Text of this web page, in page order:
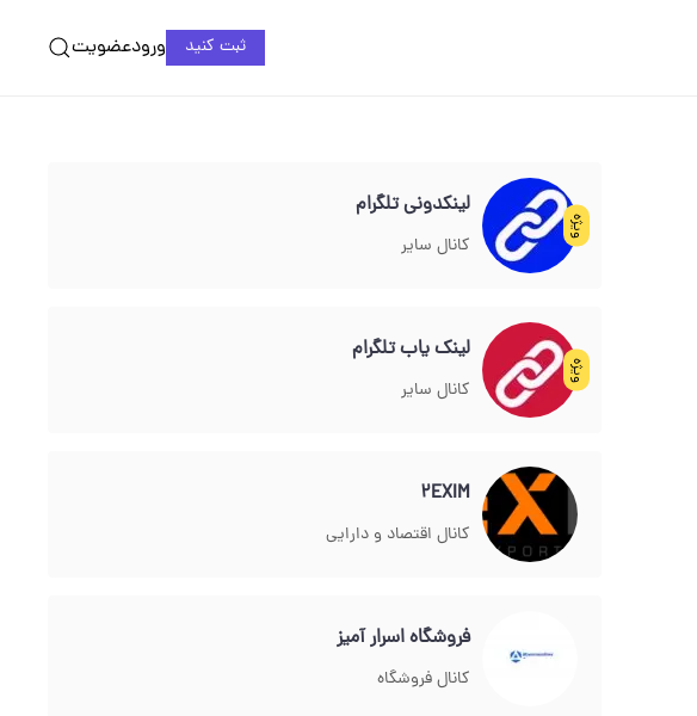
ثبت کنید ورودعضویت
ویژه
لینکدونی تلگرام
کانال سایر
ویژه
لینک یاب تلگرام
کانال سایر
2EXIM
کانال اقتصاد و دارایی
فروشگاه اسرار آمیز
کانال فروشگاه